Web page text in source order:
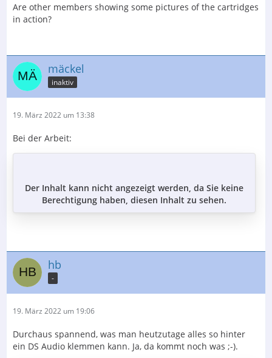
Are other members showing some pictures of the cartridges
in action?
mäckel
inaktiv
19. März 2022 um 13:38
Bei der Arbeit:
Der Inhalt kann nicht angezeigt werden, da Sie keine
Berechtigung haben, diesen Inhalt zu sehen.
hb
-
19. März 2022 um 19:06
Durchaus spannend, was man heutzutage alles so hinter
ein DS Audio klemmen kann. Ja, da kommt noch was ;-).